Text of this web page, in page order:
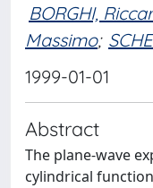
BORGHI,
Massimo;
1999-01-01
Abstract
The plane-wave
cylindrical